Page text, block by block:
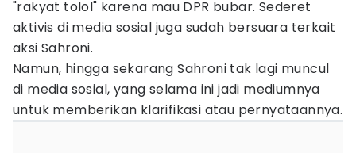
"rakyat tolol" karena mau DPR bubar. Sederet
aktivis di media sosial juga sudah bersuara terkait
aksi Sahroni.
Namun, hingga sekarang Sahroni tak lagi muncul
di media sosial, yang selama ini jadi mediumnya
untuk memberikan klarifikasi atau pernyataannya.